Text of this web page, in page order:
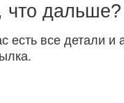
что дальше?
есть все детали и